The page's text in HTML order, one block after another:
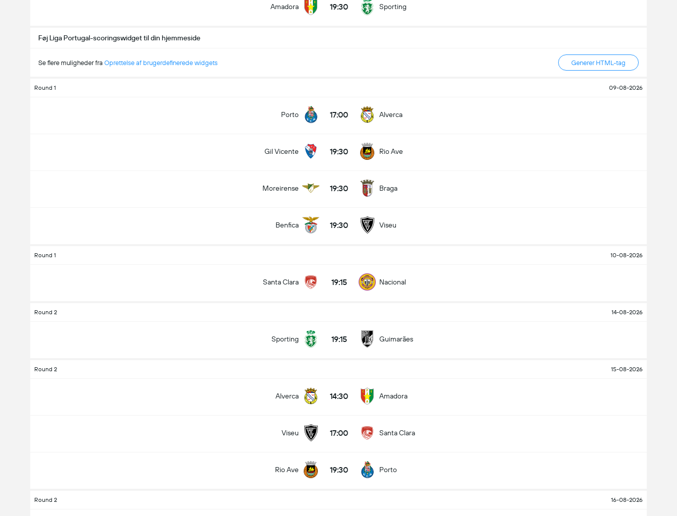
Amadora 19:30 Sporting
Føj Liga Portugal-scoringswidget til din hjemmeside
Se flere muligheder fra Oprettelse af brugerdefinerede widgets Generer HTML-tag
Round 1 09-08-2026
Porto 17:00 Alverca
Gil Vicente 19:30 Rio Ave
Moreirense 19:30 Braga
Benfica 19:30 Viseu
Round 1 10-08-2026
Santa Clara 19:15 Nacional
Round 2 14-08-2026
Sporting 19:15 Guimarães
Round 2 15-08-2026
Alverca 14:30 Amadora
Viseu 17:00 Santa Clara
Rio Ave 19:30 Porto
Round 2 16-08-2026